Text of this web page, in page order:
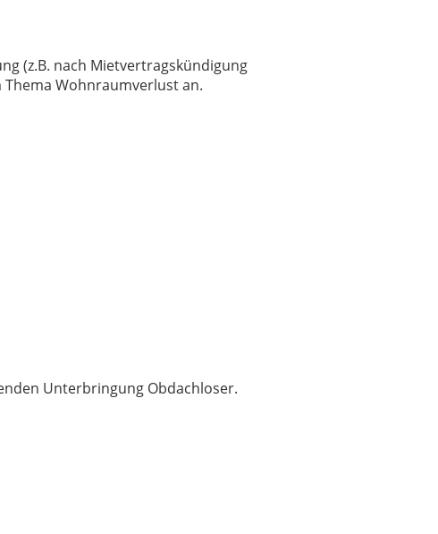
(z.B. nach Mietvertragskündigung
Thema Wohnraumverlust an.
Unterbringung Obdachloser.